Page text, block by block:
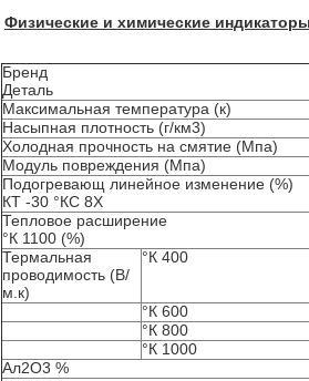
Физические и химические
Бренд
Деталь
Максимальная температура (к)
Насыпная плотность (г/км3)
Холодная прочность на смятие (Мпа)
Модуль повреждения (Мпа)
Подогревающ линейное изменение (%)
КТ -30 °КС 8Х
Тепловое расширение
°К 1100 (%)
Термальная
проводимость (В/
м.к)
°К 400
°К 600
°К 800
°К 1000
Ал2О3 %